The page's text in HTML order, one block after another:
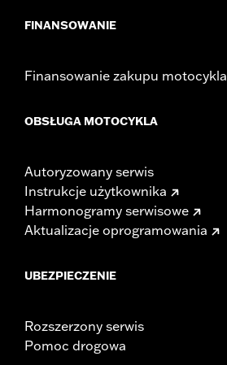
FINANSOWANIE
Finansowanie zakupu motocykla
OBSŁUGA MOTOCYKLA
Autoryzowany serwis
Instrukcje użytkownika
Harmonogramy serwisowe
Aktualizacje oprogramowania
UBEZPIECZENIE
Rozszerzony serwis
Pomoc drogowa